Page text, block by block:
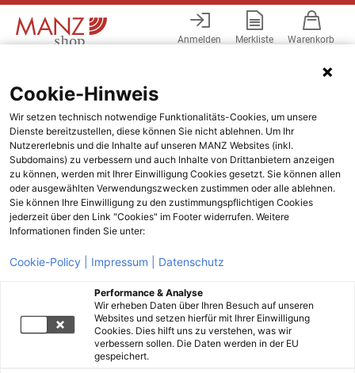
Anmelden Merkliste Warenkorb
Cookie-Hinweis
Wir setzen technisch notwendige Funktionalitäts-Cookies, um unsere
Dienste bereitzustellen, diese können Sie nicht ablehnen. Um Ihr
Nutzererlebnis und die Inhalte auf unseren MANZ Websites (inkl.
Subdomains) zu verbessern und auch Inhalte von Drittanbietern anzeigen
zu können, werden mit Ihrer Einwilligung Cookies gesetzt. Sie können allen
oder ausgewählten Verwendungszwecken zustimmen oder alle ablehnen.
Sie können Ihre Einwilligung zu den zustimmungspflichtigen Cookies
jederzeit über den Link "Cookies" im Footer widerrufen. Weitere
Informationen finden Sie unter:
Cookie-Policy | Impressum | Datenschutz
Performance & Analyse
Wir erheben Daten über Ihren Besuch auf unseren
Websites und setzen hierfür mit Ihrer Einwilligung
Cookies. Dies hilft uns zu verstehen, was wir
verbessern sollen. Die Daten werden in der EU
gespeichert.